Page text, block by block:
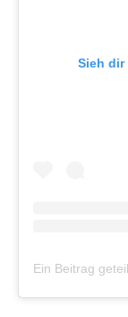
Sieh dir